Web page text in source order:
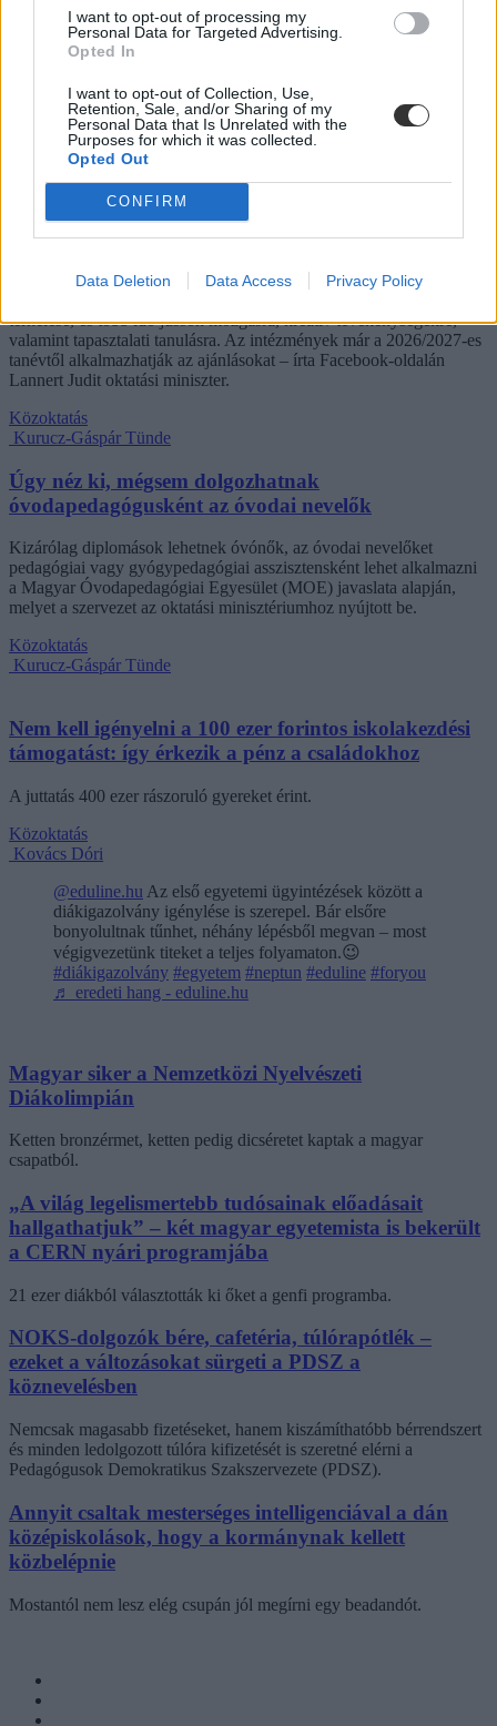
I want to opt-out of processing my
Personal Data for Targeted Advertising.
Opted In
I want to opt-out of Collection, Use,
Retention, Sale, and/or Sharing of my
Personal Data that Is Unrelated with the
Purposes for which it was collected.
Opted Out
CONFIRM
Data Deletion Data Access Privacy Policy
Mikor pihenhettek még 2026-ban? Itt van az összes
hosszú hétvége és tanítási szünet
Még három hosszabb pihenő vár rátok idén: mutatjuk a dátumokat.
Campus life
Kovács Dóri
Lannert Judit: Rugalmasabb napkezdés, hosszabb
szünetek és több mozgás jöhet az alsó tagozatokban
szeptembertől
Tizennégy pontos szakmai javaslatcsomagot kaptak az általános
terhelése, és több idő jusson mozgásra, kreatív tevékenységekre,
valamint tapasztalati tanulásra. Az intézmények már a 2026/2027-es
tanévtől alkalmazhatják az ajánlásokat – írta Facebook-oldalán
Lannert Judit oktatási miniszter.
Közoktatás
Kurucz-Gáspár Tünde
Úgy néz ki, mégsem dolgozhatnak
óvodapedagógusként az óvodai nevelők
Kizárólag diplomások lehetnek óvónők, az óvodai nevelőket
pedagógiai vagy gyógypedagógiai asszisztensként lehet alkalmazni
a Magyar Óvodapedagógiai Egyesület (MOE) javaslata alapján,
melyet a szervezet az oktatási minisztériumhoz nyújtott be.
Közoktatás
Kurucz-Gáspár Tünde
Nem kell igényelni a 100 ezer forintos iskolakezdési
támogatást: így érkezik a pénz a családokhoz
A juttatás 400 ezer rászoruló gyereket érint.
Közoktatás
Kovács Dóri
@eduline.hu Az első egyetemi ügyintézések között a
diákigazolvány igénylése is szerepel. Bár elsőre
bonyolultnak tűnhet, néhány lépésből megvan – most
végigvezetünk titeket a teljes folyamaton.😉
#diákigazolvány #egyetem #neptun #eduline #foryou
♬ eredeti hang - eduline.hu
Magyar siker a Nemzetközi Nyelvészeti
Diákolimpián
Ketten bronzérmet, ketten pedig dicséretet kaptak a magyar
csapatból.
„A világ legelismertebb tudósainak előadásait
hallgathatjuk” – két magyar egyetemista is bekerült
a CERN nyári programjába
21 ezer diákból választották ki őket a genfi programba.
NOKS-dolgozók bére, cafetéria, túlórapótlék –
ezeket a változásokat sürgeti a PDSZ a
köznevelésben
Nemcsak magasabb fizetéseket, hanem kiszámíthatóbb bérrendszert
és minden ledolgozott túlóra kifizetését is szeretné elérni a
Pedagógusok Demokratikus Szakszervezete (PDSZ).
Annyit csaltak mesterséges intelligenciával a dán
középiskolások, hogy a kormánynak kellett
közbelépnie
Mostantól nem lesz elég csupán jól megírni egy beadandót.